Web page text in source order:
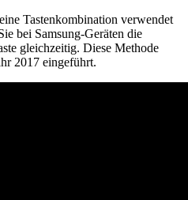
Tastenkombination verwendet
bei Samsung-Geräten die
gleichzeitig. Diese Methode
2017 eingeführt.